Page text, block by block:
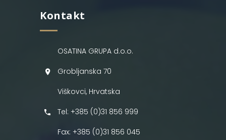
Kontakt
OSATINA GRUPA d.o.o.
Grobljanska 70
Viškovci, Hrvatska
Tel: +385 (0)31 856 999
Fax: +385 (0)31 856 045